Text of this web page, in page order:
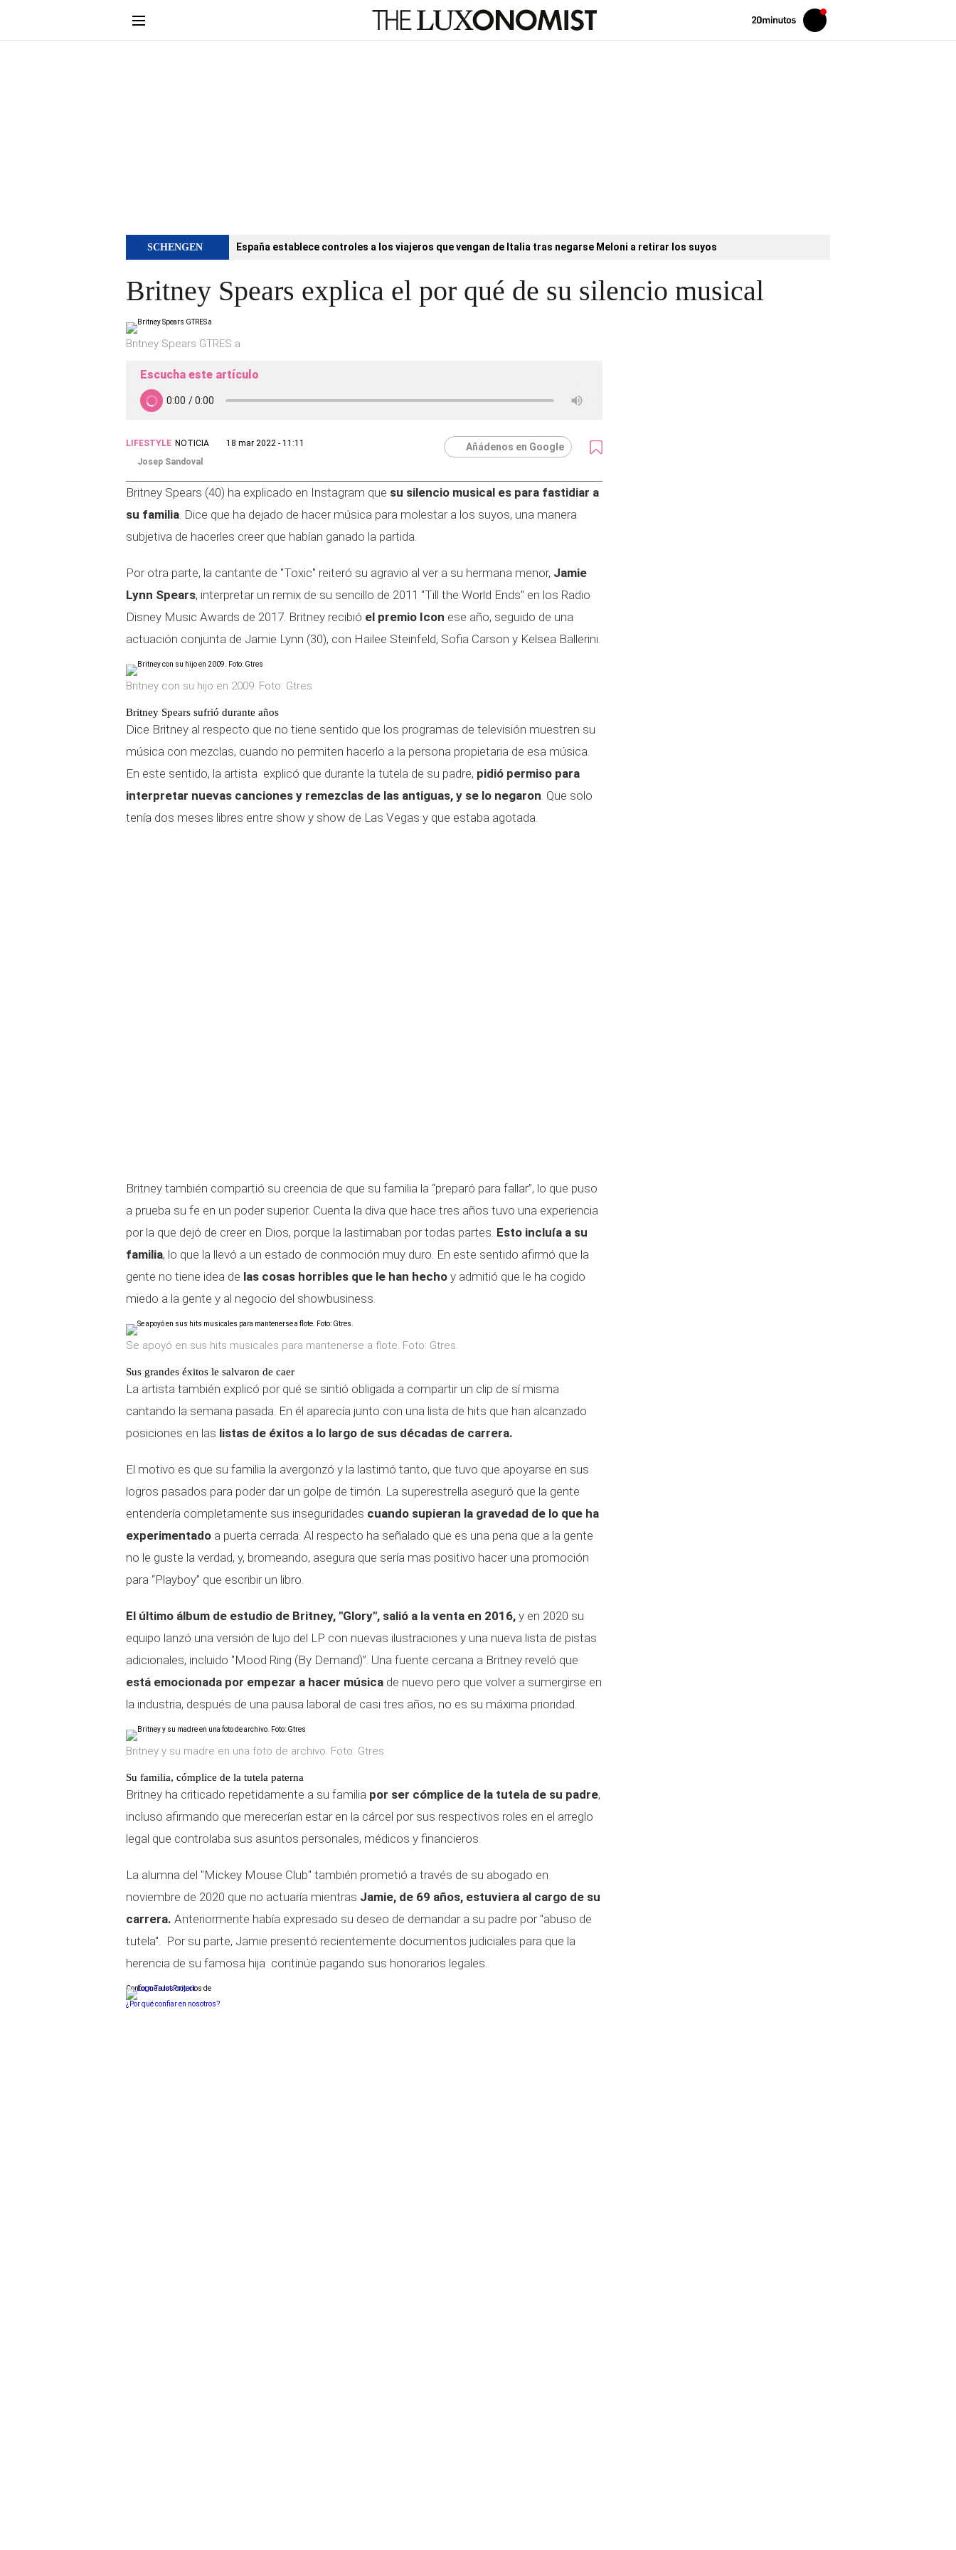
Volver
Iniciar
sesión
SCHENGEN España establece controles a los viajeros que vengan de Italia tras negarse Meloni a retirar los suyos
Britney Spears explica el por qué de su silencio musical
Britney Spears GTRES a
Escucha este artículo
LIFESTYLE NOTICIA
18 mar 2022 - 11:11
Josep Sandoval
Añádenos en Google
Britney Spears (40) ha explicado en Instagram que su silencio musical es para fastidiar a
su familia. Dice que ha dejado de hacer música para molestar a los suyos, una manera
subjetiva de hacerles creer que habían ganado la partida.
Por otra parte, la cantante de "Toxic" reiteró su agravio al ver a su hermana menor, Jamie
Lynn Spears, interpretar un remix de su sencillo de 2011 "Till the World Ends" en los Radio
Disney Music Awards de 2017. Britney recibió el premio Icon ese año, seguido de una
actuación conjunta de Jamie Lynn (30), con Hailee Steinfeld, Sofia Carson y Kelsea Ballerini.
Britney con su hijo en 2009. Foto: Gtres
Britney Spears sufrió durante años
Dice Britney al respecto que no tiene sentido que los programas de televisión muestren su
música con mezclas, cuando no permiten hacerlo a la persona propietaria de esa música.
En este sentido, la artista explicó que durante la tutela de su padre, pidió permiso para
interpretar nuevas canciones y remezclas de las antiguas, y se lo negaron. Que solo
tenía dos meses libres entre show y show de Las Vegas y que estaba agotada.
Britney también compartió su creencia de que su familia la “preparó para fallar”, lo que puso
a prueba su fe en un poder superior. Cuenta la diva que hace tres años tuvo una experiencia
por la que dejó de creer en Dios, porque la lastimaban por todas partes. Esto incluía a su
familia, lo que la llevó a un estado de conmoción muy duro. En este sentido afirmó que la
gente no tiene idea de las cosas horribles que le han hecho y admitió que le ha cogido
miedo a la gente y al negocio del showbusiness.
Se apoyó en sus hits musicales para mantenerse a flote. Foto: Gtres.
Sus grandes éxitos le salvaron de caer
La artista también explicó por qué se sintió obligada a compartir un clip de sí misma
cantando la semana pasada. En él aparecía junto con una lista de hits que han alcanzado
posiciones en las listas de éxitos a lo largo de sus décadas de carrera.
El motivo es que su familia la avergonzó y la lastimó tanto, que tuvo que apoyarse en sus
logros pasados para poder dar un golpe de timón. La superestrella aseguró que la gente
entendería completamente sus inseguridades cuando supieran la gravedad de lo que ha
experimentado a puerta cerrada. Al respecto ha señalado que es una pena que a la gente
no le guste la verdad, y, bromeando, asegura que sería mas positivo hacer una promoción
para “Playboy” que escribir un libro.
El último álbum de estudio de Britney, "Glory", salió a la venta en 2016, y en 2020 su
equipo lanzó una versión de lujo del LP con nuevas ilustraciones y una nueva lista de pistas
adicionales, incluido "Mood Ring (By Demand)”. Una fuente cercana a Britney reveló que
está emocionada por empezar a hacer música de nuevo pero que volver a sumergirse en
la industria, después de una pausa laboral de casi tres años, no es su máxima prioridad.
Britney y su madre en una foto de archivo. Foto: Gtres
Su familia, cómplice de la tutela paterna
Britney ha criticado repetidamente a su familia por ser cómplice de la tutela de su padre,
incluso afirmando que merecerían estar en la cárcel por sus respectivos roles en el arreglo
legal que controlaba sus asuntos personales, médicos y financieros.
La alumna del "Mickey Mouse Club" también prometió a través de su abogado en
noviembre de 2020 que no actuaría mientras Jamie, de 69 años, estuviera al cargo de su
carrera. Anteriormente había expresado su deseo de demandar a su padre por "abuso de
tutela". Por su parte, Jamie presentó recientemente documentos judiciales para que la
herencia de su famosa hija continúe pagando sus honorarios legales.
Conforme a los criterios de
¿Por qué confiar en nosotros?